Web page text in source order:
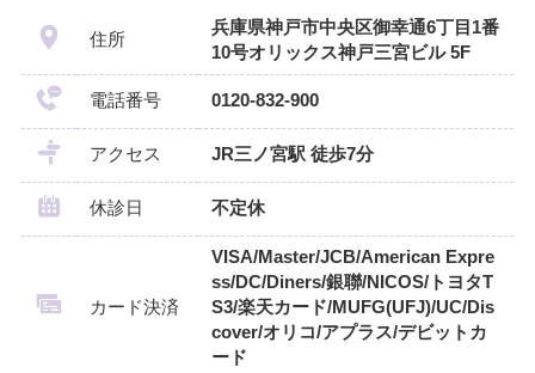
住所
兵庫県神戸市中央区御幸通6丁目1番
10号オリックス神戸三宮ビル 5F
電話番号 0120-832-900
アクセス JR三ノ宮駅 徒歩7分
休診日 不定休
カード決済
VISA/Master/JCB/American Expre
ss/DC/Diners/銀聯/NICOS/トヨタT
S3/楽天カード/MUFG(UFJ)/UC/Dis
cover/オリコ/アプラス/デビットカ
ード